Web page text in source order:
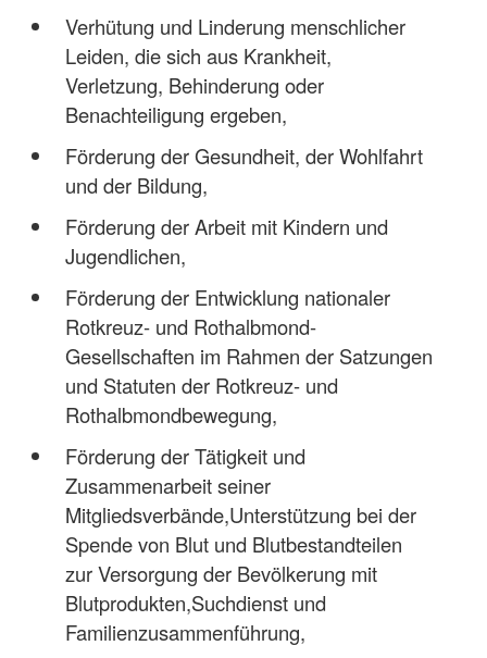
Verhütung und Linderung menschlicher
Leiden, die sich aus Krankheit,
Verletzung, Behinderung oder
Benachteiligung ergeben,
Förderung der Gesundheit, der Wohlfahrt
und der Bildung,
Förderung der Arbeit mit Kindern und
Jugendlichen,
Förderung der Entwicklung nationaler
Rotkreuz- und Rothalbmond-
Gesellschaften im Rahmen der Satzungen
und Statuten der Rotkreuz- und
Rothalbmondbewegung,
Förderung der Tätigkeit und
Zusammenarbeit seiner
Mitgliedsverbände,Unterstützung bei der
Spende von Blut und Blutbestandteilen
zur Versorgung der Bevölkerung mit
Blutprodukten,Suchdienst und
Familienzusammenführung,